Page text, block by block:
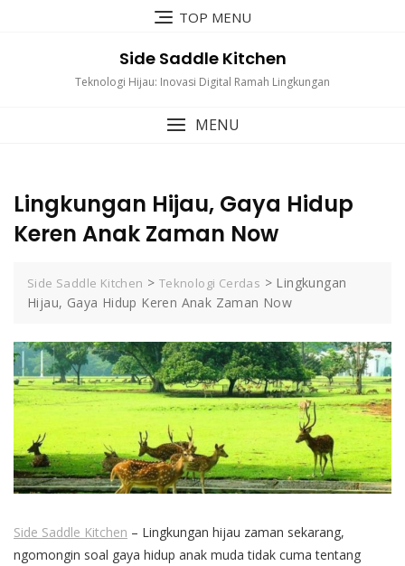
TOP MENU
Side Saddle Kitchen
Teknologi Hijau: Inovasi Digital Ramah Lingkungan
MENU
Lingkungan Hijau, Gaya Hidup
Keren Anak Zaman Now
Side Saddle Kitchen > Teknologi Cerdas > Lingkungan
Hijau, Gaya Hidup Keren Anak Zaman Now
Side Saddle Kitchen – Lingkungan hijau zaman sekarang,
ngomongin soal gaya hidup anak muda tidak cuma tentang